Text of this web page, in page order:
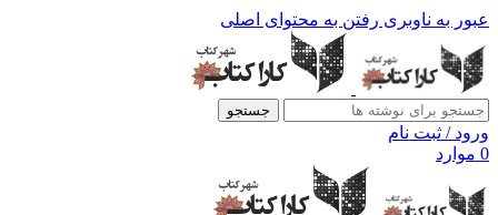
عبور به ناوبری رفتن به محتوای اصلی
جستجو
ورود / ثبت نام
0 موارد